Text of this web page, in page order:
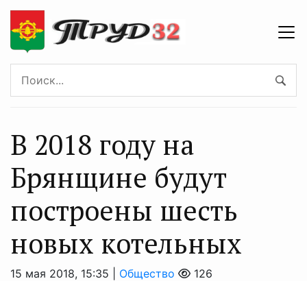
В 2018 году на
Брянщине будут
построены шесть
новых котельных
15 мая 2018, 15:35 | Общество 126